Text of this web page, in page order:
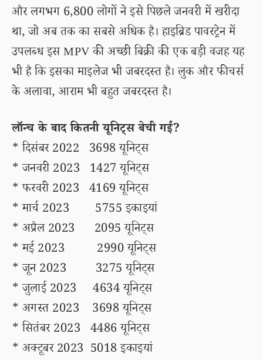
और लगभग 6,800 लोगों ने इसे पिछले जनवरी में खरीदा
था, जो अब तक का सबसे अधिक है। हाइब्रिड पावरट्रेन में
उपलब्ध इस MPV की अच्छी बिक्री की एक बड़ी वजह यह
भी है कि इसका माइलेज भी जबरदस्त है। लुक और फीचर्स
के अलावा, आराम भी बहुत जबरदस्त है।
लॉन्च के बाद कितनी यूनिट्स बेची गईं?
* दिसंबर 2022 3698 यूनिट्स
* जनवरी 2023 1427 यूनिट्स
* फरवरी 2023 4169 यूनिट्स
* मार्च 2023 5755 इकाइयां
* अप्रैल 2023 2095 यूनिट्स
* मई 2023 2990 यूनिट्स
* जून 2023 3275 यूनिट्स
* जुलाई 2023 4634 यूनिट्स
* अगस्त 2023 3698 यूनिट्स
* सितंबर 2023 4486 यूनिट्स
* अक्टूबर 2023 5018 इकाइयां